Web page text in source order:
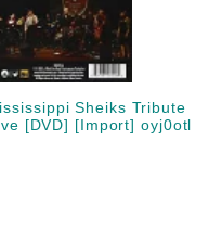
Sheiks Tribute
[DVD] [Import] oyj0otl